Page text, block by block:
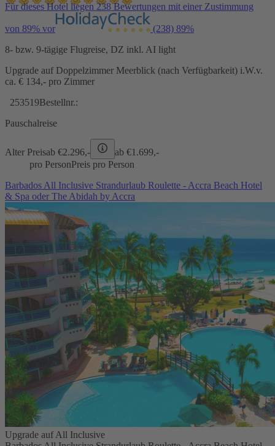
Für dieses Hotel liegen 238 Bewertungen mit einer Zustimmung
von 89% vor (238) 89%
8- bzw. 9-tägige Flugreise, DZ inkl. AI light
Upgrade auf Doppelzimmer Meerblick (nach Verfügbarkeit) i.W.v.
ca. € 134,- pro Zimmer
253519Bestellnr.:
Pauschalreise
Alter Preisab €2.296,- ab €1.699,-
pro PersonPreis pro Person
Barbados All Inclusive Strandurlaub Roulette - Accra Beach Hotel
& Spa oder The Abidah by Accra
Upgrade auf All Inclusive